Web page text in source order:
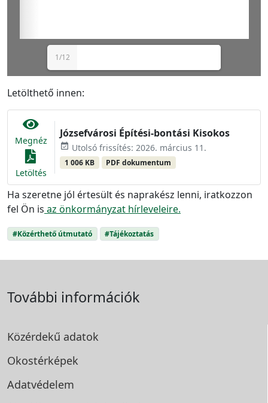
1/12
Letölthető innen:
Megnéz
Letöltés
Józsefvárosi Építési-bontási Kisokos
event_available Utolsó frissítés: 2026. március 11.
1 006 KB PDF dokumentum
Ha szeretne jól értesült és naprakész lenni, iratkozzon
fel Ön is az önkormányzat hírleveleire.
#Közérthető útmutató #Tájékoztatás
További információk
Közérdekű adatok
Okostérképek
Adatvédelem